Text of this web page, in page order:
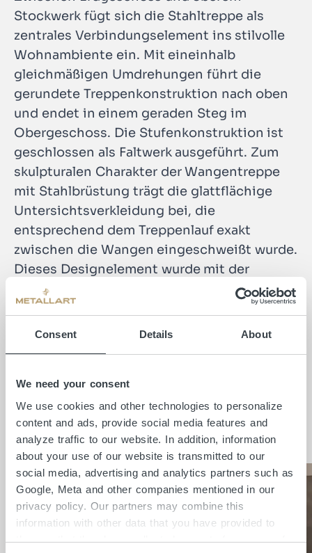
Consent Details About
We need your consent
We use cookies and other technologies to personalize
content and ads, provide social media features and
analyze traffic to our website. In addition, information
about your use of our website is transmitted to our
social media, advertising and analytics partners such as
Google, Meta and other companies mentioned in our
privacy policy. Our partners may combine this
information with other data that you have provided to
them or that they have collected as part of your use of
Stockwerk fügt sich die Stahltreppe als
zentrales Verbindungselement ins stilvolle
Wohnambiente ein. Mit eineinhalb
gleichmäßigen Umdrehungen führt die
gerundete Treppenkonstruktion nach oben
und endet in einem geraden Steg im
Obergeschoss. Die Stufenkonstruktion ist
geschlossen als Faltwerk ausgeführt. Zum
skulpturalen Charakter der Wangentreppe
mit Stahlbrüstung trägt die glattflächige
Untersichtsverkleidung bei, die
entsprechend dem Treppenlauf exakt
zwischen die Wangen eingeschweißt wurde.
Dieses Designelement wurde mit der
gesamten Wangentreppe mit Stahlbrüstung
mit einer bauseits aufgebrachten
Flüssigmetallbeschichtung veredelt und
Insights